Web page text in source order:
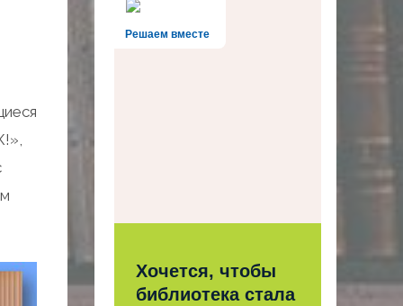
Решаем вместе
Хочется, чтобы
библиотека стала